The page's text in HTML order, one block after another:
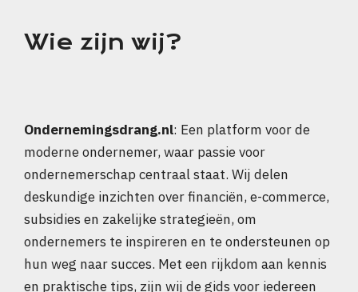
Wie zijn wij?
Ondernemingsdrang.nl: Een platform voor de
moderne ondernemer, waar passie voor
ondernemerschap centraal staat. Wij delen
deskundige inzichten over financiën, e-commerce,
subsidies en zakelijke strategieën, om
ondernemers te inspireren en te ondersteunen op
hun weg naar succes. Met een rijkdom aan kennis
en praktische tips, zijn wij de gids voor iedereen